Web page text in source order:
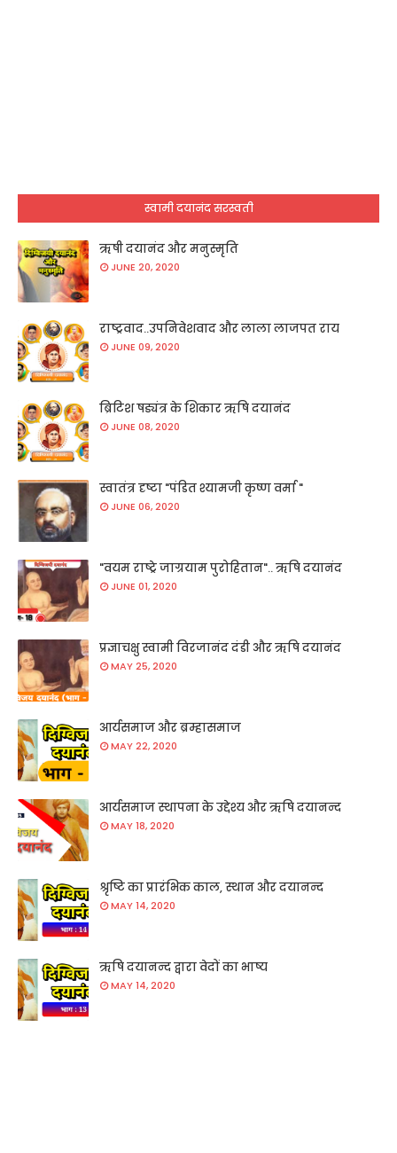
स्वामी दयानंद सरस्वती
ऋषी दयानंद और मनुस्मृति
JUNE 20, 2020
राष्ट्रवाद..उपनिवेशवाद और लाला लाजपत राय
JUNE 09, 2020
ब्रिटिश षड्यंत्र के शिकार ऋषि दयानंद
JUNE 08, 2020
स्वातंत्र दृष्टा "पंडित श्यामजी कृष्ण वर्मा "
JUNE 06, 2020
"वयम राष्ट्रे जाग्रयाम पुरोहितान".. ऋषि दयानंद
JUNE 01, 2020
प्रज्ञाचक्षु स्वामी विरजानंद दंडी और ऋषि दयानंद
MAY 25, 2020
आर्यसमाज और ब्रम्हासमाज
MAY 22, 2020
आर्यसमाज स्थापना के उद्देश्य और ऋषि दयानन्द
MAY 18, 2020
श्रृष्टि का प्रारंभिक काल, स्थान और दयानन्द
MAY 14, 2020
ऋषि दयानन्द द्वारा वेदों का भाष्य
MAY 14, 2020